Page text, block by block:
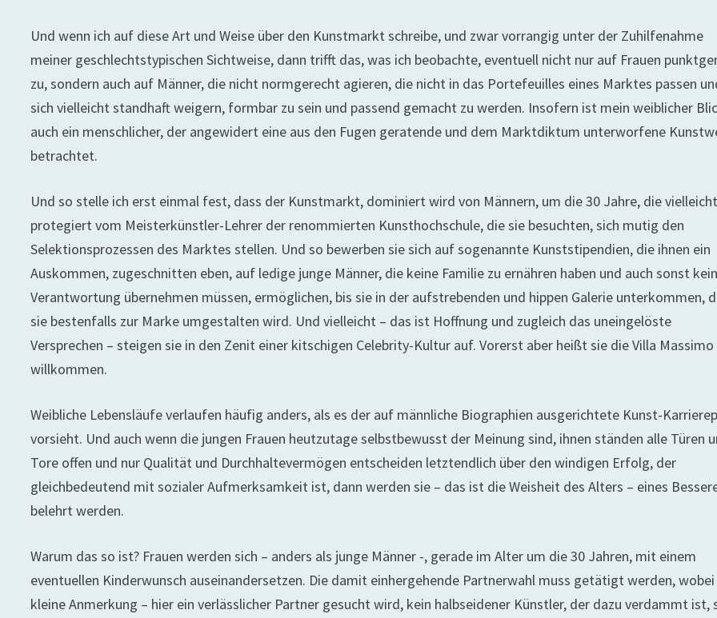
Und wenn ich auf diese Art und Weise über den Kunstmarkt schreibe, und zwar vorrangig unter der Zuhilfenahme
meiner geschlechtstypischen Sichtweise, dann trifft das, was ich beobachte, eventuell nicht nur auf Frauen
zu, sondern auch auf Männer, die nicht normgerecht agieren, die nicht in das Portefeuilles eines Marktes passen
sich vielleicht standhaft weigern, formbar zu sein und passend gemacht zu werden. Insofern ist mein weiblicher
auch ein menschlicher, der angewidert eine aus den Fugen geratende und dem Marktdiktum unterworfene
betrachtet.
Und so stelle ich erst einmal fest, dass der Kunstmarkt, dominiert wird von Männern, um die 30 Jahre, die vielleicht
protegiert vom Meisterkünstler-Lehrer der renommierten Kunsthochschule, die sie besuchten, sich mutig den
Selektionsprozessen des Marktes stellen. Und so bewerben sie sich auf sogenannte Kunststipendien, die ihnen ein
Auskommen, zugeschnitten eben, auf ledige junge Männer, die keine Familie zu ernähren haben und auch sonst
Verantwortung übernehmen müssen, ermöglichen, bis sie in der aufstrebenden und hippen Galerie unterkommen,
sie bestenfalls zur Marke umgestalten wird. Und vielleicht – das ist Hoffnung und zugleich das uneingelöste
Versprechen – steigen sie in den Zenit einer kitschigen Celebrity-Kultur auf. Vorerst aber heißt sie die Villa Massimo
willkommen.
Weibliche Lebensläufe verlaufen häufig anders, als es der auf männliche Biographien ausgerichtete Kunst-
vorsieht. Und auch wenn die jungen Frauen heutzutage selbstbewusst der Meinung sind, ihnen ständen alle Türen
Tore offen und nur Qualität und Durchhaltevermögen entscheiden letztendlich über den windigen Erfolg, der
gleichbedeutend mit sozialer Aufmerksamkeit ist, dann werden sie – das ist die Weisheit des Alters – eines
belehrt werden.
Warum das so ist? Frauen werden sich – anders als junge Männer -, gerade im Alter um die 30 Jahren, mit einem
eventuellen Kinderwunsch auseinandersetzen. Die damit einhergehende Partnerwahl muss getätigt werden, wobei
kleine Anmerkung – hier ein verlässlicher Partner gesucht wird, kein halbseidener Künstler, der dazu verdammt ist,